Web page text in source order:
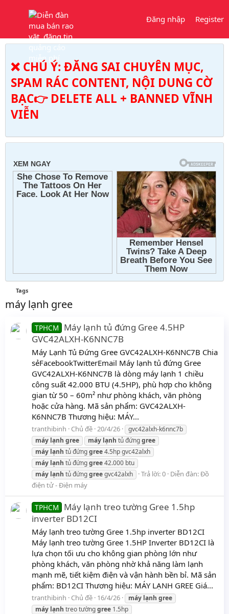
Đăng nhập Register
❌ CHÚ Ý: ĐĂNG SAI CHUYÊN MỤC,
SPAM RÁC CONTENT, NỘI DUNG CỜ
BẠC👉 DELETE ALL + BANNED VĨNH
VIỄN
Tags
máy lạnh gree
TPHCM
Máy lạnh tủ đứng Gree 4.5HP
GVC42ALXH-K6NNC7B
Máy Lạnh Tủ Đứng Gree GVC42ALXH-K6NNC7B Chia
sẻFacebookTwitterEmail Máy lạnh tủ đứng Gree
GVC42ALXH-K6NNC7B là dòng máy lạnh 1 chiều
công suất 42.000 BTU (4.5HP), phù hợp cho không
gian từ 50 – 60m² như phòng khách, văn phòng
hoặc cửa hàng. Mã sản phẩm: GVC42ALXH-
K6NNC7B Thương hiệu: MÁY...
tranthibinh Chủ đề 20/4/26
gvc42alxh-k6nnc7b
máy lạnh gree máy lạnh tủ đứnggree
máy lạnh tủ đứnggree4.5hp gvc42alxh
máy lạnh tủ đứnggree42.000 btu
máy lạnh tủ đứnggreegvc42alxh Trả lời: 0 Diễn đàn:Đồ
điện tử - Điện máy
TPHCM
Máy lạnh treo tường Gree 1.5hp
inverter BD12CI
Máy lạnh treo tường Gree 1.5hp inverter BD12CI
Máy lạnh treo tường Gree 1.5HP Inverter BD12CI là
lựa chọn tối ưu cho không gian phòng lớn như
phòng khách, văn phòng nhờ khả năng làm lạnh
mạnh mẽ, tiết kiệm điện và vận hành bền bỉ. Mã sản
phẩm: BD12CI Thương hiệu: MÁY LẠNH GREE Giá...
tranthibinh Chủ đề 16/4/26 máy lạnh gree
máy lạnh treo tườnggree 1.5hp